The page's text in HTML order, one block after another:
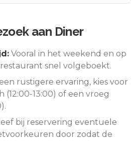
aan Diner
Vooral in het weekend en op
snel volgeboekt.
rustigere ervaring, kies voor
(12:00-13:00) of een vroeg
bij reservering eventuele
door zodat de